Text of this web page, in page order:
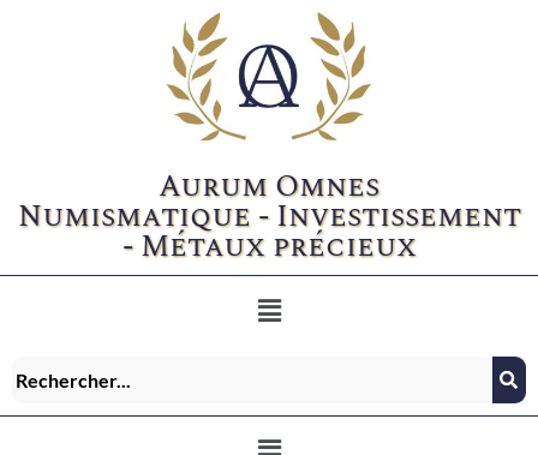
Aurum Omnes
Numismatique - Investissement
- Métaux précieux